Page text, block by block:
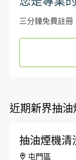
三分鐘免費註
近期新界抽
抽油煙機清
屯門區